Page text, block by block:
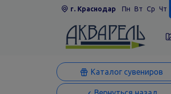
г. Краснодар Пн Вт Ср Чт
Каталог сувениров